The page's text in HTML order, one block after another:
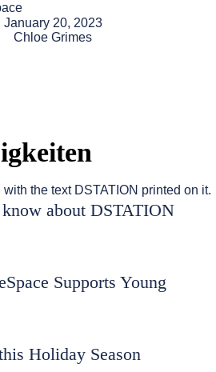
January 20, 2023
Chloe Grimes
about DSTATION
Supports Young
Holiday Season